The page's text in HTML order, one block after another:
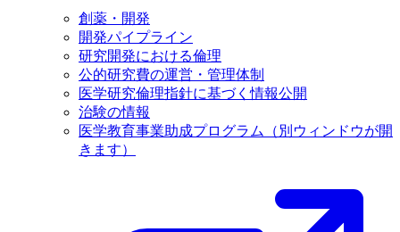
創薬・開発
開発パイプライン
研究開発における倫理
公的研究費の運営・管理体制
医学研究倫理指針に基づく情報公開
治験の情報
医学教育事業助成プログラム
（別ウィンドウが開
きます）